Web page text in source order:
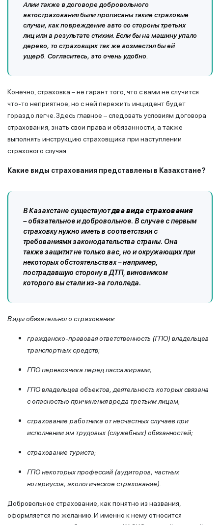
Алии также в договоре добровольного
автострахования были прописаны такие страховые
случаи, как повреждение авто со стороны третьих
лиц или в результате стихии. Если бы на машину упало
дерево, то страховщик так же возместил бы ей
ущерб. Согласитесь, это очень удобно.
Конечно, страховка – не гарант того, что с вами не случится
что-то неприятное, но с ней пережить инцидент будет
гораздо легче. Здесь главное – следовать условиям договора
страхования, знать свои права и обязанности, а также
выполнять инструкцию страховщика при наступлении
страхового случая.
Какие виды страхования представлены в Казахстане?
В Казахстане существуютдва вида страхования
– обязательное и добровольное. В случае с первым
страховку нужно иметь в соответствии с
требованиями законодательства страны. Она
также защитит не только вас, но и окружающих при
некоторых обстоятельствах – например,
пострадавшую сторону в ДТП, виновником
которого вы стали из-за гололеда.
Виды обязательного страхования:
гражданско-правовая ответственность (ГПО) владельцев
транспортных средств;
ГПОперевозчика перед пассажирами;
ГПОвладельцев объектов, деятельность которых связана
с опасностью причинения вреда третьим лицам;
страхование работника от несчастных случаев при
исполненииим трудовых (служебных) обязанностей;
страхование туриста;
ГПОнекоторыхпрофессий (аудиторов, частных
нотариусов, экологическое страхование).
Добровольное страхование, как понятно из названия,
оформляется по желанию. И именно к нему относится